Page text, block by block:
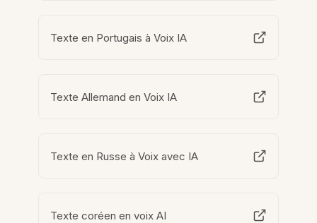
Texte en Portugais à Voix IA
Texte Allemand en Voix IA
Texte en Russe à Voix avec IA
Texte coréen en voix AI